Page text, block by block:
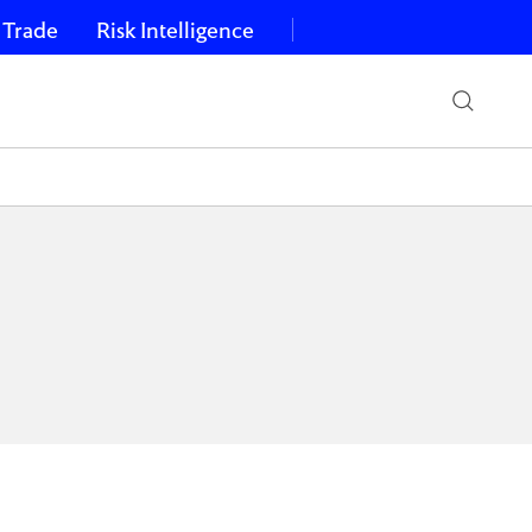
Risk Intelligence